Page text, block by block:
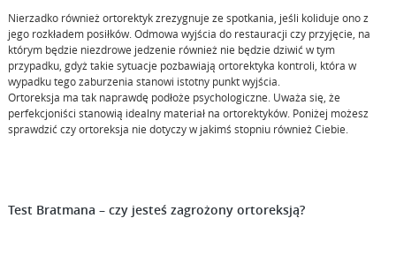
Nierzadko również ortorektyk zrezygnuje ze spotkania, jeśli koliduje ono z
jego rozkładem posiłków. Odmowa wyjścia do restauracji czy przyjęcie, na
którym będzie niezdrowe jedzenie również nie będzie dziwić w tym
przypadku, gdyż takie sytuacje pozbawiają ortorektyka kontroli, która w
wypadku tego zaburzenia stanowi istotny punkt wyjścia.
Ortoreksja ma tak naprawdę podłoże psychologiczne. Uważa się, że
perfekcjoniści stanowią idealny materiał na ortorektyków. Poniżej możesz
sprawdzić czy ortoreksja nie dotyczy w jakimś stopniu również Ciebie.
Test Bratmana – czy jesteś zagrożony ortoreksją?